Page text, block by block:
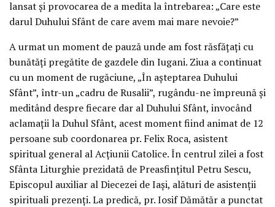
lansat și provocarea de a medita la întrebarea: „Care este
darul Duhului Sfânt de care avem mai mare nevoie?”
A urmat un moment de pauză unde am fost răsfățați cu
bunătăți pregătite de gazdele din Iugani. Ziua a continuat
cu un moment de rugăciune, „În așteptarea Duhului
Sfânt”, într-un „cadru de Rusalii”, rugându-ne împreună și
meditând despre fiecare dar al Duhului Sfânt, invocând
aclamații la Duhul Sfânt, acest moment fiind animat de 12
persoane sub coordonarea pr. Felix Roca, asistent
spiritual general al Acțiunii Catolice. În centrul zilei a fost
Sfânta Liturghie prezidată de Preasfințitul Petru Sescu,
Episcopul auxiliar al Diecezei de Iași, alături de asistenții
spirituali prezenți. La predică, pr. Iosif Dămătăr a punctat